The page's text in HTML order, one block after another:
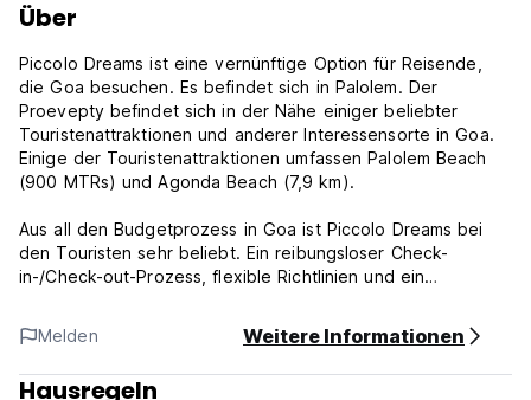
Über
Piccolo Dreams ist eine vernünftige Option für Reisende,
die Goa besuchen. Es befindet sich in Palolem. Der
Proevepty befindet sich in der Nähe einiger beliebter
Touristenattraktionen und anderer Interessensorte in Goa.
Einige der Touristenattraktionen umfassen Palolem Beach
(900 MTRs) und Agonda Beach (7,9 km).
Aus all den Budgetprozess in Goa ist Piccolo Dreams bei
den Touristen sehr beliebt. Ein reibungsloser Check-
in-/Check-out-Prozess, flexible Richtlinien und ein
Kundenzufriedenheit für diese Immobilie. Die Eigenschaft
verfügt über eine Standard-Check-in-Zeit von 13:15 Uhr und
die Check-out-Zeit mit 11:15 Uhr.
Melden Weitere Informationen
Hausregeln